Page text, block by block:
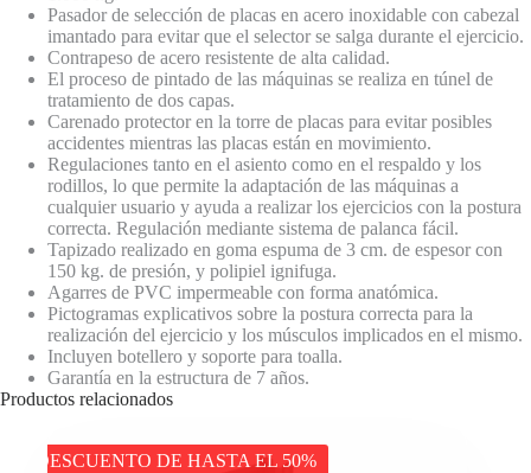
Pasador de selección de placas en acero inoxidable con cabezal
imantado para evitar que el selector se salga durante el ejercicio.
Contrapeso de acero resistente de alta calidad.
El proceso de pintado de las máquinas se realiza en túnel de
tratamiento de dos capas.
Carenado protector en la torre de placas para evitar posibles
accidentes mientras las placas están en movimiento.
Regulaciones tanto en el asiento como en el respaldo y los
rodillos, lo que permite la adaptación de las máquinas a
cualquier usuario y ayuda a realizar los ejercicios con la postura
correcta. Regulación mediante sistema de palanca fácil.
Tapizado realizado en goma espuma de 3 cm. de espesor con
150 kg. de presión, y polipiel ignifuga.
Agarres de PVC impermeable con forma anatómica.
Pictogramas explicativos sobre la postura correcta para la
realización del ejercicio y los músculos implicados en el mismo.
Incluyen botellero y soporte para toalla.
Garantía en la estructura de 7 años.
Productos relacionados
DESCUENTO DE HASTA EL 50%